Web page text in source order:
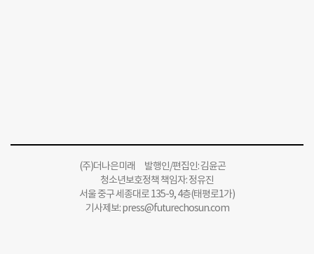
(주)더나은미래 발행인/편집인: 김윤곤
청소년보호정책 책임자: 정유진
서울 중구 세종대로 135-9, 4층(태평로1가)
기사제보:press@futurechosun.com